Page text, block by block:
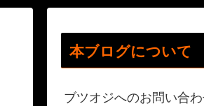
本ブログについて
ブツオジへのお問い合